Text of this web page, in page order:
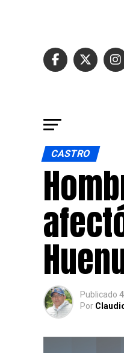
CASTRO
Publicado
Por